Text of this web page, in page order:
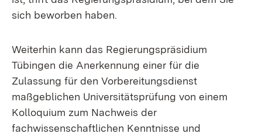
sich beworben haben.
Weiterhin kann das Regierungspräsidium
Tübingen die Anerkennung einer für die
Zulassung für den Vorbereitungsdienst
maßgeblichen Universitätsprüfung von einem
Kolloquium zum Nachweis der
fachwissenschaftlichen Kenntnisse und